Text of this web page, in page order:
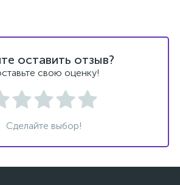
оставить отзыв?
свою оценку!
Сделайте выбор!